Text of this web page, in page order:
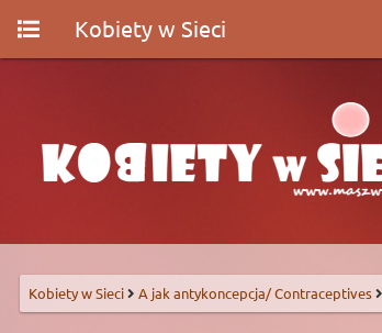
Kobiety w Sieci
Kobiety w Sieci A jak antykoncepcja/ Contraceptives